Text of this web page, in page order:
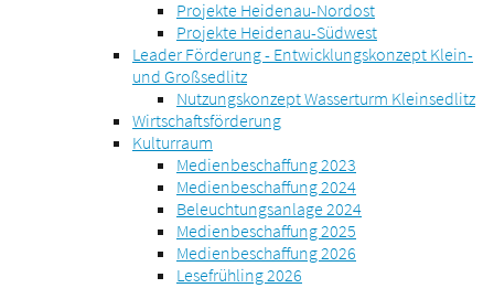
Projekte Heidenau-Nordost
Projekte Heidenau-Südwest
Leader Förderung - Entwicklungskonzept Klein-
und Großsedlitz
Nutzungskonzept Wasserturm Kleinsedlitz
Wirtschaftsförderung
Kulturraum
Medienbeschaffung 2023
Medienbeschaffung 2024
Beleuchtungsanlage 2024
Medienbeschaffung 2025
Medienbeschaffung 2026
Lesefrühling 2026